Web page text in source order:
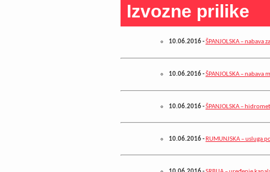
Izvozne prilike
10.06.2016-ŠPANJOLSKA – nabava
10.06.2016-ŠPANJOLSKA – nabava
10.06.2016-ŠPANJOLSKA –
10.06.2016- RUMUNJSKA – usluga